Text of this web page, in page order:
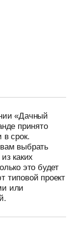
«Дачный
принято
в срок.
выбрать
каких
это будет
типовой проект
или